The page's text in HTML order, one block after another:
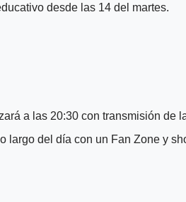
desde las 14 del martes.
a las 20:30 con transmisión de
largo del día con un Fan Zone y